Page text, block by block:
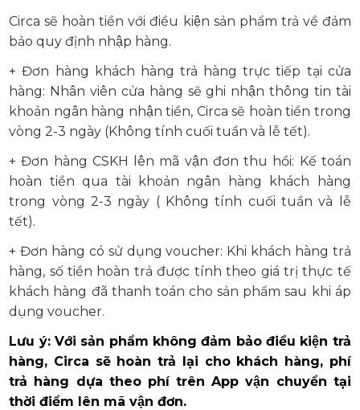
Circa sẽ hoàn tiền với điều kiện sản phẩm trả về đảm
bảo quy định nhập hàng.
+ Đơn hàng khách hàng trả hàng trực tiếp tại cửa
hàng: Nhân viên cửa hàng sẽ ghi nhận thông tin tài
khoản ngân hàng nhận tiền, Circa sẽ hoàn tiền trong
vòng 2-3 ngày (Không tính cuối tuần và lễ tết).
+ Đơn hàng CSKH lên mã vận đơn thu hồi: Kế toán
hoàn tiền qua tài khoản ngân hàng khách hàng
trong vòng 2-3 ngày ( Không tính cuối tuần và lễ
tết).
+ Đơn hàng có sử dụng voucher: Khi khách hàng trả
hàng, số tiền hoàn trả được tính theo giá trị thực tế
khách hàng đã thanh toán cho sản phẩm sau khi áp
dụng voucher.
Lưu ý: Với sản phẩm không đảm bảo điều kiện trả
hàng, Circa sẽ hoàn trả lại cho khách hàng, phí
trả hàng dựa theo phí trên App vận chuyển tại
thời điểm lên mã vận đơn.